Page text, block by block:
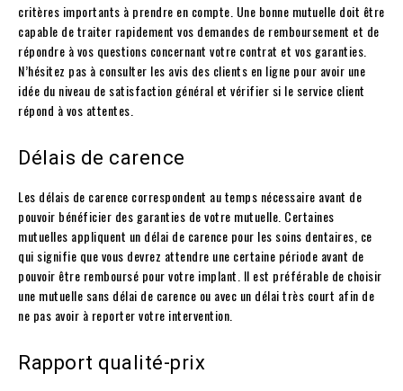
critères importants à prendre en compte. Une bonne mutuelle doit être
capable de traiter rapidement vos demandes de remboursement et de
répondre à vos questions concernant votre contrat et vos garanties.
N’hésitez pas à consulter les avis des clients en ligne pour avoir une
idée du niveau de satisfaction général et vérifier si le service client
répond à vos attentes.
Délais de carence
Les délais de carence correspondent au temps nécessaire avant de
pouvoir bénéficier des garanties de votre mutuelle. Certaines
mutuelles appliquent un délai de carence pour les soins dentaires, ce
qui signifie que vous devrez attendre une certaine période avant de
pouvoir être remboursé pour votre implant. Il est préférable de choisir
une mutuelle sans délai de carence ou avec un délai très court afin de
ne pas avoir à reporter votre intervention.
Rapport qualité-prix